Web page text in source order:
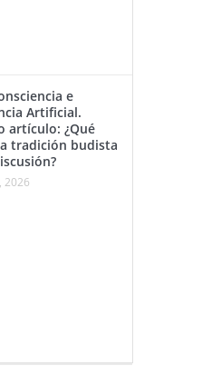
e
Artificial.
artículo: ¿Qué
tradición budista
2026